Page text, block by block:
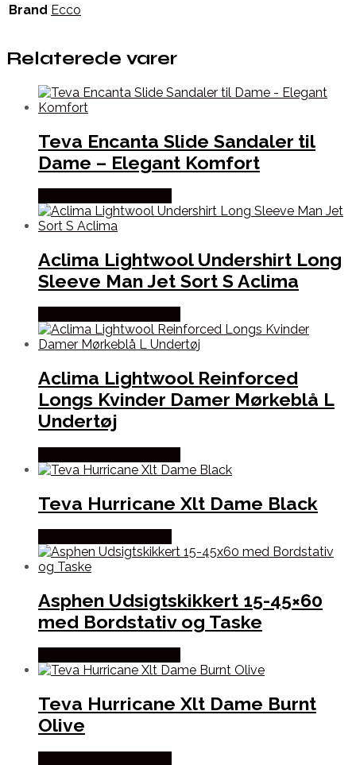
Brand Ecco
Relaterede varer
Teva Encanta Slide Sandaler til
Dame – Elegant Komfort
Aclima Lightwool Undershirt Long
Sleeve Man Jet Sort S Aclima
Aclima Lightwool Reinforced
Longs Kvinder Damer Mørkeblå L
Undertøj
Teva Hurricane Xlt Dame Black
Asphen Udsigtskikkert 15-45×60
med Bordstativ og Taske
Teva Hurricane Xlt Dame Burnt
Olive